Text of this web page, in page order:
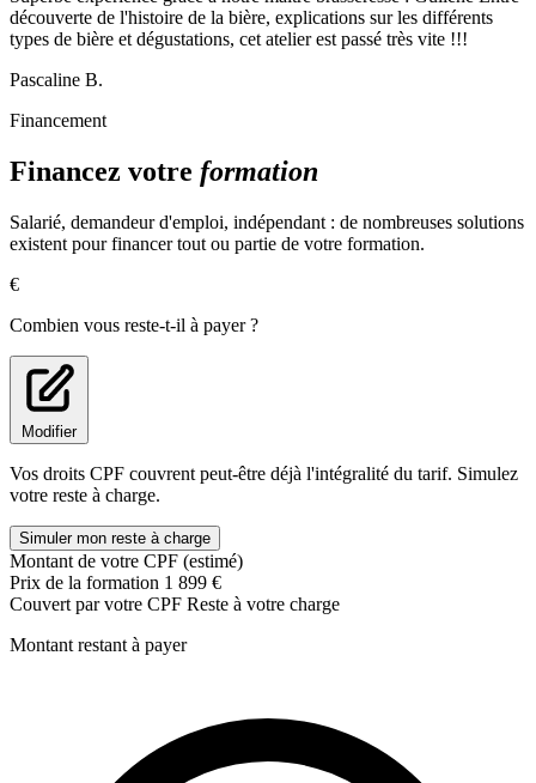
découverte de l'histoire de la bière, explications sur les différents
types de bière et dégustations, cet atelier est passé très vite !!!
Pascaline B.
Financement
Financez votre formation
Salarié, demandeur d'emploi, indépendant : de nombreuses solutions
existent pour financer tout ou partie de votre formation.
€
Combien vous reste-t-il à payer ?
Modifier
Vos droits CPF couvrent peut-être déjà l'intégralité du tarif. Simulez
votre reste à charge.
Simuler mon reste à charge
Montant de votre CPF (estimé)
Prix de la formation 1 899 €
Couvert par votre CPF Reste à votre charge
Montant restant à payer